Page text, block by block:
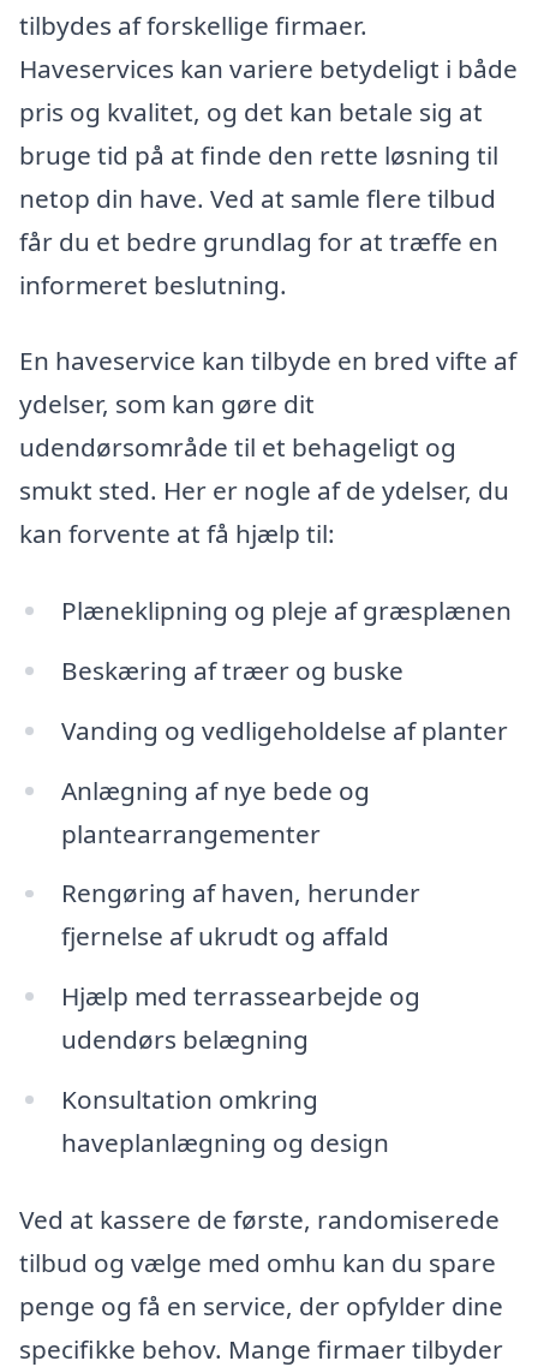
tilbydes af forskellige firmaer.
Haveservices kan variere betydeligt i både
pris og kvalitet, og det kan betale sig at
bruge tid på at finde den rette løsning til
netop din have. Ved at samle flere tilbud
får du et bedre grundlag for at træffe en
informeret beslutning.
En haveservice kan tilbyde en bred vifte af
ydelser, som kan gøre dit
udendørsområde til et behageligt og
smukt sted. Her er nogle af de ydelser, du
kan forvente at få hjælp til:
Plæneklipning og pleje af græsplænen
Beskæring af træer og buske
Vanding og vedligeholdelse af planter
Anlægning af nye bede og
plantearrangementer
Rengøring af haven, herunder
fjernelse af ukrudt og affald
Hjælp med terrassearbejde og
udendørs belægning
Konsultation omkring
haveplanlægning og design
Ved at kassere de første, randomiserede
tilbud og vælge med omhu kan du spare
penge og få en service, der opfylder dine
specifikke behov. Mange firmaer tilbyder